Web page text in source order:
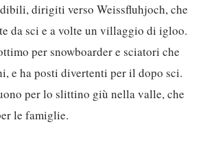
dirigiti verso Weissfluhjoch, che
da sci e a volte un villaggio di igloo.
per snowboarder e sciatori che
e ha posti divertenti per il dopo sci.
per lo slittino giù nella valle, che
le famiglie.